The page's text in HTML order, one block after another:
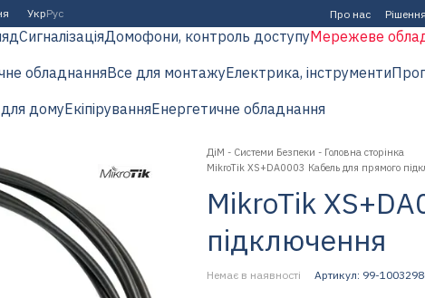
УкрРус Про нас Рішення
СигналізаціяДомофони, контроль доступуМережеве
обладнанняВсе для монтажуЕлектрика, інструменти
домуЕкіпіруванняЕнергетичне обладнання
ДіМ - Системи Безпеки - Головна сторінка
MikroTik XS+DA0003 Кабель для прямого
MikroTik
підключення
Немає в наявності Артикул: 99-